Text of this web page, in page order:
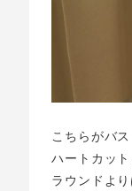
こちらがバ
ハートカット
ラウンドよ